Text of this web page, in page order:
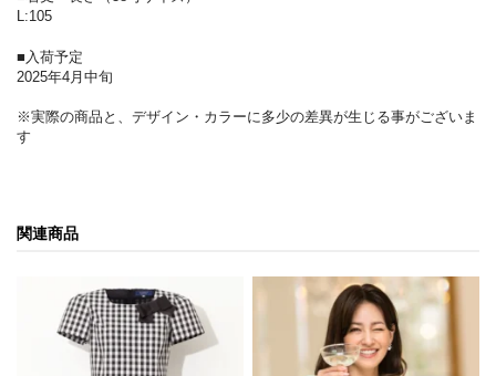
L:105
■入荷予定
2025年4月中旬
※実際の商品と、デザイン・カラーに多少の差異が生じる事がございま
す
関連商品